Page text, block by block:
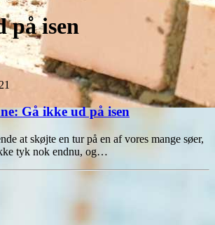
på isen
Gå ikke ud på isen
at skøjte en tur på en af vores mange søer,
tyk nok endnu, og…